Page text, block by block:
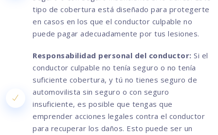
tipo de cobertura está diseñado para protegerte
en casos en los que el conductor culpable no
puede pagar adecuadamente por tus lesiones.
Responsabilidad personal del conductor: Si el
conductor culpable no tenía seguro o no tenía
suficiente cobertura, y tú no tienes seguro de
automovilista sin seguro o con seguro
insuficiente, es posible que tengas que
emprender acciones legales contra el conductor
para recuperar los daños. Esto puede ser un